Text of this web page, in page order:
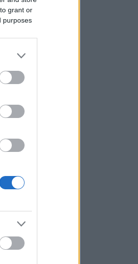
grant or
purposes
Ιράν για Ορμούζ: Το αν θα ανοίξει θα
εξαρτηθεί από τις ΗΠΑ, έχουμε
συμφωνήσει με το Ομάν
στοιχηματικές - Ποιος επισκέφθηκε τα
πυρόπληκτα ζωάκια - Το μισογεμάτο
ποτήρι του ΣΥΡΙΖΑ
Νέο Αεροδρόμιο Κρήτης (ΔΑΗΚ - ΓΕΚ
εξοπλισμό αεροναυτιλίας
Eurobank: Πωλητήριο σε step-up
μισό χαρτοφυλάκιο σε ελβετικό
πιστοποιητικό ΕΝΦΙΑ
Νέα δεδομένα με την είσοδο Meridiam
Της… ανακαινίσεως
Η Etsy απολύει το 12% του
προσωπικού της - «Δεν οφείλεται στην
Τεχνητή Νοημοσύνη»